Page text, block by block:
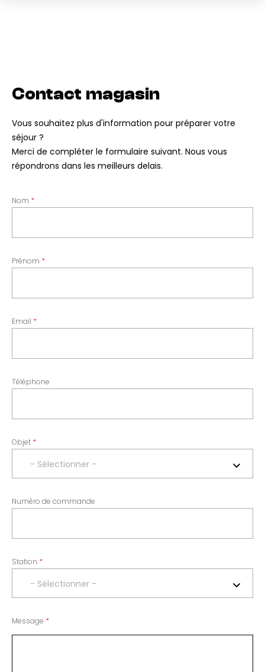
Contact magasin
Vous souhaitez plus d'information pour préparer votre
séjour ?
Merci de compléter le formulaire suivant. Nous vous
répondrons dans les meilleurs delais.
Nom
Prénom
Email
Téléphone
Objet
- Sélectionner -
Numéro de commande
Station
- Sélectionner -
Message